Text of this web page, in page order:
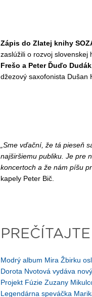
Zápis do Zlatej knihy
zaslúžili o rozvoj slovenskej
Frešo a Peter Ďuďo
džezový saxofonista Dušan
„Sme vďační, že tá pieseň
najširšiemu publiku. Je pre
koncertoch a že nám píšu
kapely Peter Bič.
Modrý album Mira Žbirku
Dorota Nvotová vydáva
Projekt Fúzie Zuzany
Legendárna speváčka